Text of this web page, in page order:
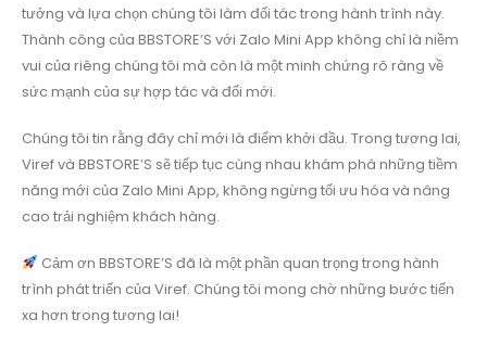
tưởng và lựa chọn chúng tôi làm đối tác trong hành trình này.
Thành công của BBSTORE’S với Zalo Mini App không chỉ là niềm
vui của riêng chúng tôi mà còn là một minh chứng rõ ràng về
sức mạnh của sự hợp tác và đổi mới.
Chúng tôi tin rằng đây chỉ mới là điểm khởi đầu. Trong tương lai,
Viref và BBSTORE’S sẽ tiếp tục cùng nhau khám phá những tiềm
năng mới của Zalo Mini App, không ngừng tối ưu hóa và nâng
cao trải nghiệm khách hàng.
Cảm ơn BBSTORE’S đã là một phần quan trọng trong hành
trình phát triển của Viref. Chúng tôi mong chờ những bước tiến
xa hơn trong tương lai!